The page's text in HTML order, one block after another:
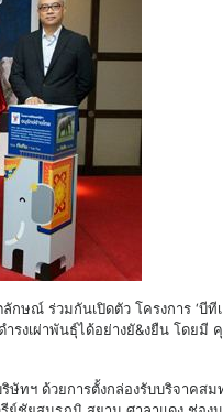
ณ์ ร่วมกันเปิดตัว โครงการ ‘บีที
รงเผ่าพันธุ์ได้อย่างยั&งยืน โดย
ทฯ ด้วยการตั้งกล่องรับบริจาคส